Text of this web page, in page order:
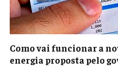
Como vai funcionar a
energia proposta pelo